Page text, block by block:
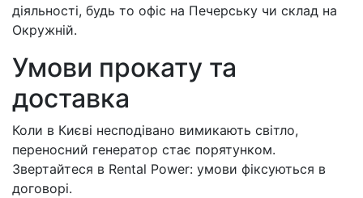
діяльності, будь то офіс на Печерську чи склад на
Окружній.
Умови прокату та
доставка
Коли в Києві несподівано вимикають світло,
переносний генератор стає порятунком.
Звертайтеся в Rental Power: умови фіксуються в
договорі.